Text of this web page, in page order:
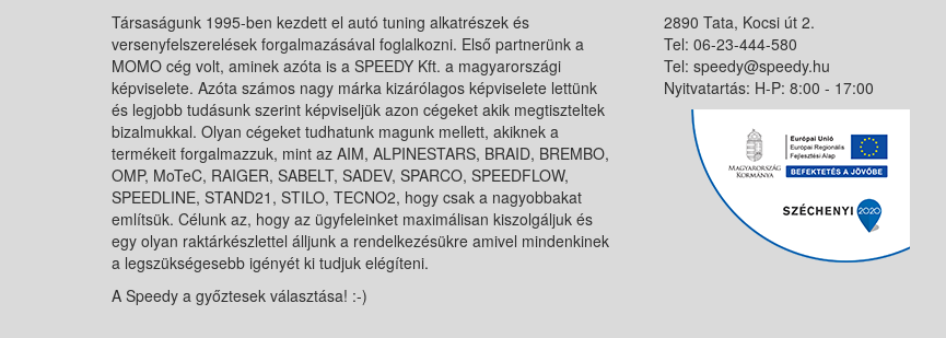
Társaságunk 1995-ben kezdett el autó tuning alkatrészek és
versenyfelszerelések forgalmazásával foglalkozni. Első partnerünk a
MOMO cég volt, aminek azóta is a SPEEDY Kft. a magyarországi
képviselete. Azóta számos nagy márka kizárólagos képviselete lettünk
és legjobb tudásunk szerint képviseljük azon cégeket akik megtiszteltek
bizalmukkal. Olyan cégeket tudhatunk magunk mellett, akiknek a
termékeit forgalmazzuk, mint az AIM, ALPINESTARS, BRAID, BREMBO,
OMP, MoTeC, RAIGER, SABELT, SADEV, SPARCO, SPEEDFLOW,
SPEEDLINE, STAND21, STILO, TECNO2, hogy csak a nagyobbakat
említsük. Célunk az, hogy az ügyfeleinket maximálisan kiszolgáljuk és
egy olyan raktárkészlettel álljunk a rendelkezésükre amivel mindenkinek
a legszükségesebb igényét ki tudjuk elégíteni.
A Speedy a győztesek választása! :-)
2890 Tata, Kocsi út 2.
Tel: 06-23-444-580
Tel: speedy@speedy.hu
Nyitvatartás: H-P: 8:00 - 17:00